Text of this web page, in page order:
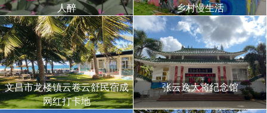
人醉
乡村慢生活
文昌市龙楼镇云卷云舒民宿成
网红打卡地
张云逸大将纪念馆